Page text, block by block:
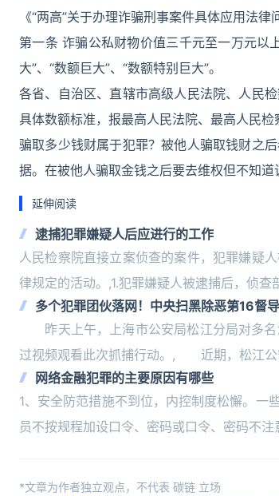
《“两高”关于办理诈骗刑事案件具体应用法律
第一条 诈骗公私财物价值三千元至一万元以
大”、“数额巨大”、“数额特别巨大”。
各省、自治区、直辖市高级人民法院、人民
具体数额标准，报最高人民法院、最高人民检
骗取多少钱财属于犯罪？被他人骗取钱财之
据。在被他人骗取金钱之后要去维权但不知道
延伸阅读
逮捕犯罪嫌疑人后应进行的工作
人民检察院直接立案侦查的案件，犯罪嫌疑
律规定的活动。,1.犯罪嫌疑人被逮捕后，侦
多个犯罪团伙落网！中央扫黑除恶第16督
昨天上午，上海市公安局松江分局对多名
过视频观看此次抓捕行动。, 近期，松江公
网络金融犯罪的主要原因有哪些
1、安全防范措施不到位，内控制度松懈。一
员不按规程加设口令、密码或口令、密码不
*文章为作者独立观点，不代表 碳链 立场